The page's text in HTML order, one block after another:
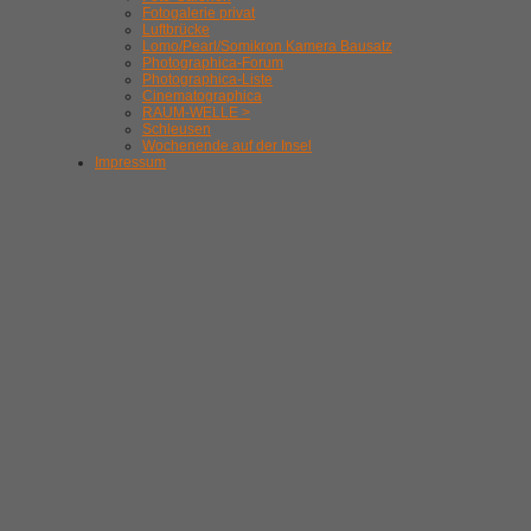
Fotogalerie privat
Luftbrücke
Lomo/Pearl/Somikron Kamera Bausatz
Photographica-Forum
Photographica-Liste
Cinematographica
RAUM-WELLE >
Schleusen
Wochenende auf der Insel
Impressum